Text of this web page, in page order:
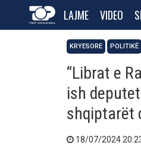
LAJME VIDEO
KRYESORE POLITIKË
“Librat e
ish
shqiptarët
18/07/2024